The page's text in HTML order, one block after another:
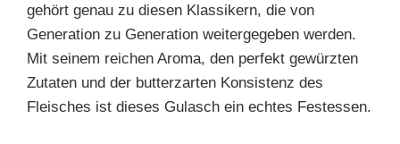
gehört genau zu diesen Klassikern, die von
Generation zu Generation weitergegeben werden.
Mit seinem reichen Aroma, den perfekt gewürzten
Zutaten und der butterzarten Konsistenz des
Fleisches ist dieses Gulasch ein echtes Festessen.